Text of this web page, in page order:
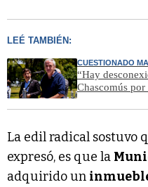
LEÉ TAMBIÉN:
CUESTIONADO
“Hay
Chascomús por
La edil radical sostuvo
expresó, es que la
adquirido un